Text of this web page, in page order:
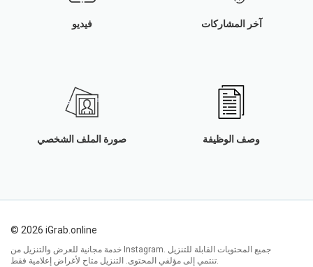
فيديو آخر المشاركات
صورة الملف الشخصي وصف الوظيفة
© 2026 iGrab.online
خدمة مجانية للعرض والتنزيل من Instagram. جميع المحتويات القابلة للتنزيل
تنتمي إلى مؤلفي المحتوى. التنزيل متاح لأغراض إعلامية فقط.